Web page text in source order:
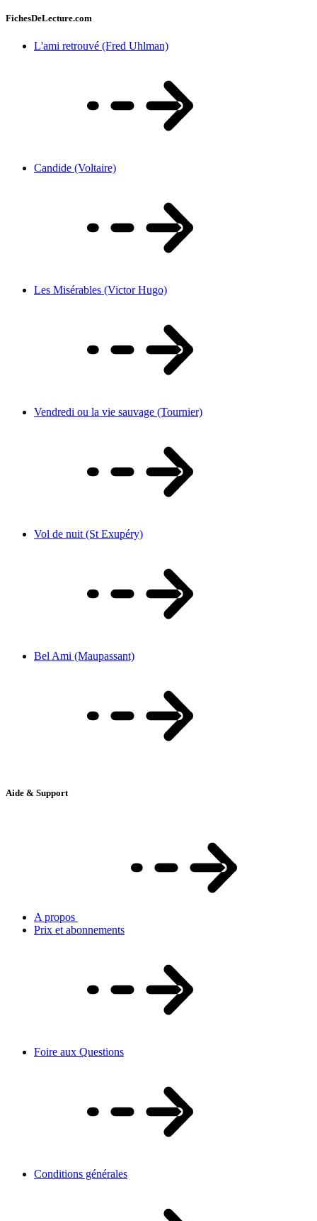
FichesDeLecture.com
L'ami retrouvé (Fred Uhlman)
Candide (Voltaire)
Les Misérables (Victor Hugo)
Vendredi ou la vie sauvage (Tournier)
Vol de nuit (St Exupéry)
Bel Ami (Maupassant)
Aide & Support
A propos
Prix et abonnements
Foire aux Questions
Conditions générales